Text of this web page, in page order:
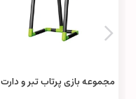
مجموعه بازی پرتاب تبر و دارت